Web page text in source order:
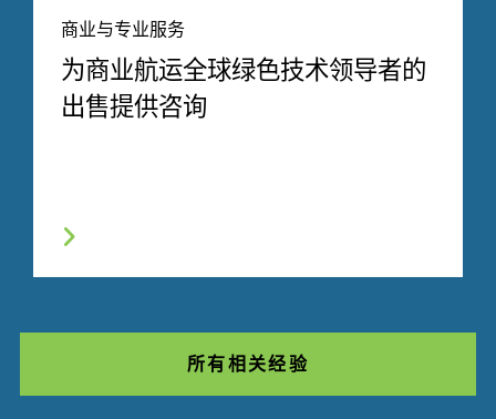
商业与专业服务
为商业航运全球绿色技术领导者的
出售提供咨询
所有相关经验